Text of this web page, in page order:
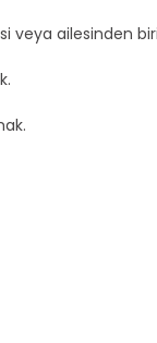
ailesinden